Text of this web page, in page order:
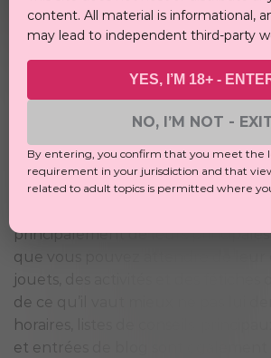
Il s’agit d’une excellente
pour ceux qui aiment essayer
discussions de groupe ou de fête,
contrôlés, les voyeurs ou les
bidirectionnelles, vous obtiendrez
plaisir et d’engagement de la part
Vous pouvez également mieux
car elles téléchargent
principalement de leurs
que vous pouvez attendre de leur
jouets, des activités et des fétiches
de ce qu’il vaut mieux ne pas lui
horaires, listes de conseils,
et entrées de blog sont également
content. All material is informational,
may lead to independent third-party
YES, I’M 18+ -
NO, I’M NOT -
By entering, you confirm that you meet the
requirement in your jurisdiction and that
related to adult topics is permitted where